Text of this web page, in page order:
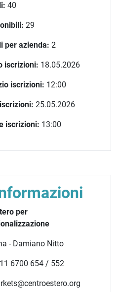
40
29
per azienda: 2
iscrizioni: 18.05.2026
iscrizioni: 12:00
25.05.2026
iscrizioni: 13:00
per
- Damiano Nitto
6700 654 / 552